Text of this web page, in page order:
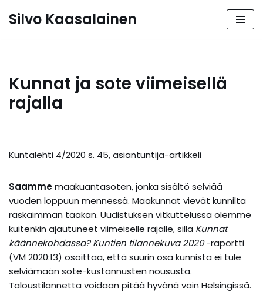
Silvo Kaasalainen
Kunnat ja sote viimeisellä
rajalla
Kuntalehti 4/2020 s. 45, asiantuntija-artikkeli
Saammemaakuantasoten, jonka sisältö selviää
vuoden loppuun mennessä. Maakunnat vievät kunnilta
raskaimman taakan. Uudistuksen vitkuttelussa olemme
kuitenkin ajautuneet viimeiselle rajalle, sillä Kunnat
käännekohdassa? Kuntien tilannekuva 2020-raportti
(VM 2020:13) osoittaa, että suurin osa kunnista ei tule
selviämään sote-kustannusten noususta.
Taloustilannetta voidaan pitää hyvänä vain Helsingissä.